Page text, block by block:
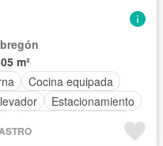
m²
Cocina equipada
Estacionamiento